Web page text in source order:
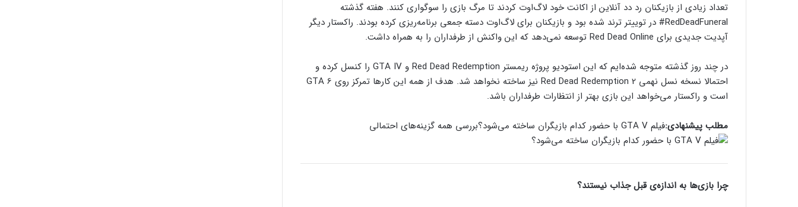
تعداد زیادی از بازیکنان رد دد آنلاین از اکانت خود لاگ‌اوت کردند تا مرگ بازی را سوگواری کنند. هفته گذشته
RedDeadFuneral# در توییتر ترند شده بود و بازیکنان برای لاگ‌اوت دسته‌ جمعی برنامه‌ریزی کرده بودند. راکستار دیگر
آپدیت جدیدی برای Red Dead Online توسعه نمی‌دهد که این واکنش از طرفداران را به همراه داشت.
در چند روز گذشته متوجه شده‌ایم که این استودیو پروژه ریمستر Red Dead Redemption و GTA IV را کنسل کرده و
احتمالا نسخه نسل نهمی Red Dead Redemption 2 نیز ساخته نخواهد شد. هدف از همه این کار‌ها تمرکز روی GTA 6
است و راکستار می‌خواهد این بازی بهتر از انتظارات طرفداران باشد.
مطلب پیشنهادی:فیلم GTA V با حضور کدام بازیگران ساخته می‌شود؟ بررسی همه گزینه‌های احتمالی
چرا بازی‌ها به اندازه‌ی قبل جذاب نیستند؟
کنسول دیجیتال PS5 کمترین محبوبیت را در
بین کنسول‌ها دارد!